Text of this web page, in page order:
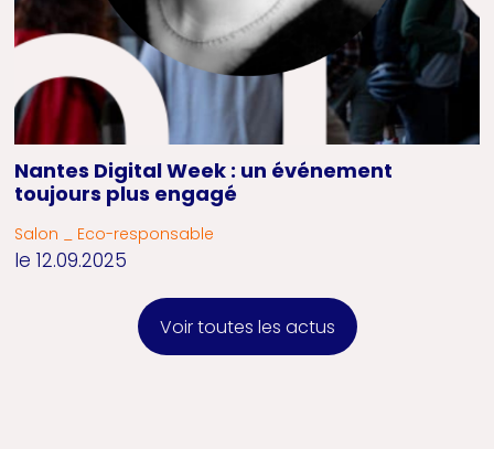
Nantes Digital Week : un événement
toujours plus engagé
Salon _ Eco-responsable
le 12.09.2025
Voir toutes les actus